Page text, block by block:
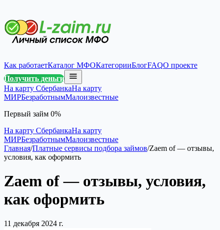
Как работаетКаталог МФОКатегорииБлогFAQО проекте
Получить деньги
На карту СбербанкаНа карту
МИРБезработнымМалоизвестные
Первый займ 0%
На карту СбербанкаНа карту
МИРБезработнымМалоизвестные
Главная/Платные сервисы подбора займов/Zaem of — отзывы,
условия, как оформить
Zaem of — отзывы, условия,
как оформить
11 декабря 2024 г.